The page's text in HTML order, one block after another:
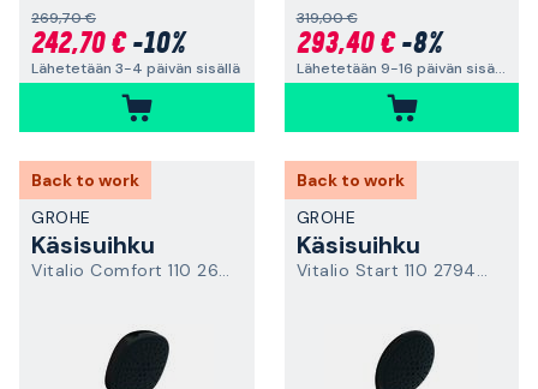
269,70 €
242,70 €-10%
Lähetetään 3-4 päivän sisällä
319,00 €
293,40 €-8%
Lähetetään 9-16 päivän sisällä
Back to work
GROHE
Käsisuihku
Vitalio Comfort 110 269272434
Back to work
GROHE
Käsisuihku
Vitalio Start 110 279462431